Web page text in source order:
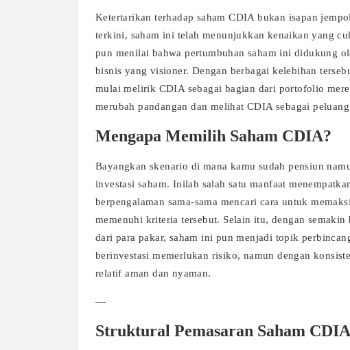
Ketertarikan terhadap saham CDIA bukan isapan
terkini, saham ini telah menunjukkan kenaikan yang
pun menilai bahwa pertumbuhan saham ini didukung
bisnis yang visioner. Dengan berbagai kelebihan
mulai melirik CDIA sebagai bagian dari portofolio
merubah pandangan dan melihat CDIA sebagai
Mengapa Memilih Saham CDIA?
Bayangkan skenario di mana kamu sudah pensiun
investasi saham. Inilah salah satu manfaat
berpengalaman sama-sama mencari cara untuk
memenuhi kriteria tersebut. Selain itu, dengan
dari para pakar, saham ini pun menjadi topik
berinvestasi memerlukan risiko, namun dengan
relatif aman dan nyaman.
—
Struktural Pemasaran Saham CDIA